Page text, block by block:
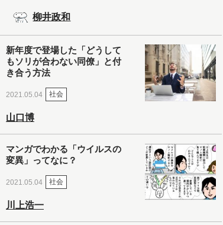
柳井政和
新年度で登場した「どうして
もソリが合わない同僚」と付
き合う方法
2021.05.04 社会
山口博
マンガでわかる「ウイルスの
変異」ってなに？
2021.05.04 社会
川上浩一